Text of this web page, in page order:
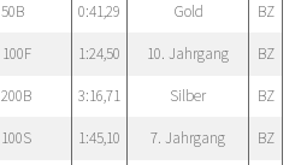
50B 0:41,29 Gold BZ
100F 1:24,50 10. Jahrgang BZ
200B 3:16,71 Silber BZ
100S 1:45,10 7. Jahrgang BZ